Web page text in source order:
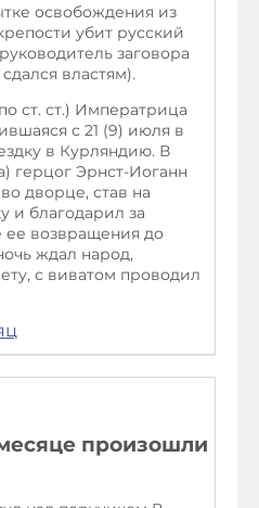
освобождения из
убит русский
заговора
властям).
ст. ст.) Императрица
с 21 (9) июля в
в Курляндию. В
герцог Эрнст-Иоганн
дворце, став на
и благодарил за
ее возвращения до
ждал народ,
с виватом проводил
произошли